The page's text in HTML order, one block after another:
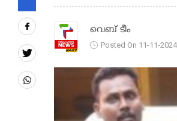
വെബ് ടീം
Posted On 11-11-2024